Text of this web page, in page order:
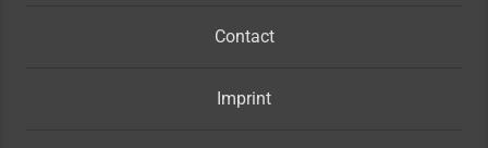
Contact
Imprint